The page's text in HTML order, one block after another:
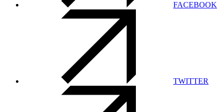
FACEBOOK
TWITTER